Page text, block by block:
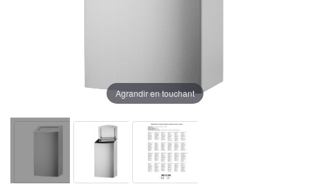
Agrandir en touchant